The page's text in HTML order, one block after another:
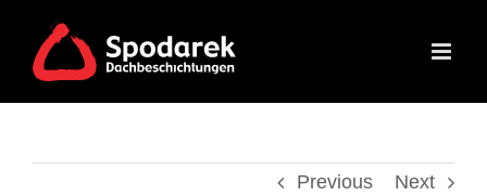
content
Previous Next